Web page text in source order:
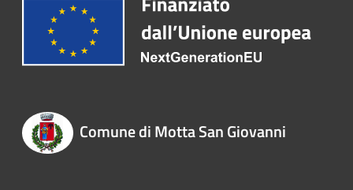
Comune di Motta San Giovanni